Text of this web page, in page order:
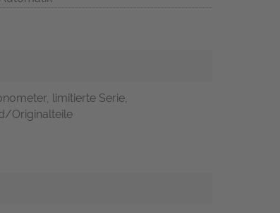
limitierte Serie,
Originalteile